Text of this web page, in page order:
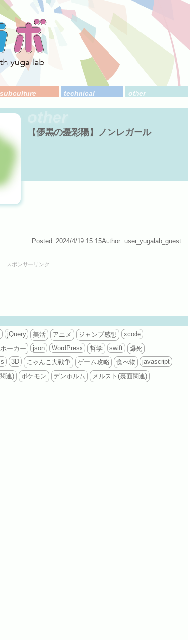
subculture technical other
【儚黒の憂彩陽】ノンレガール
Posted: 2024/4/19 15:15Author: user_yugalab_guest
スポンサーリンク
jQuery 美活 アニメ ジャンプ感想
xcode
ーカー json WordPress 哲学 swift
爆死
3D にゃんこ大戦争 ゲーム攻略 食べ物
javascript
連) ポケモン デンホルム
メルスト(裏面関連)